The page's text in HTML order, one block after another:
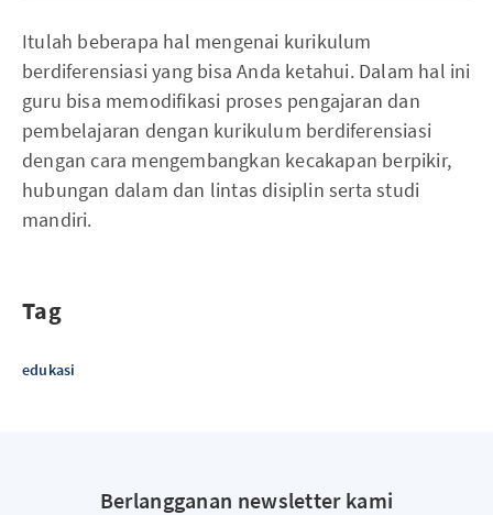
Itulah beberapa hal mengenai kurikulum
berdiferensiasi yang bisa Anda ketahui. Dalam hal ini
guru bisa memodifikasi proses pengajaran dan
pembelajaran dengan kurikulum berdiferensiasi
dengan cara mengembangkan kecakapan berpikir,
hubungan dalam dan lintas disiplin serta studi
mandiri.
Tag
edukasi
Berlangganan newsletter kami